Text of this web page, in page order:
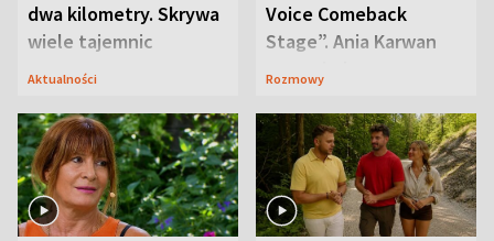
dwa kilometry. Skrywa
wiele tajemnic
Aktualności
Voice Comeback
Stage”. Ania Karwan
zapowiada
Rozmowy